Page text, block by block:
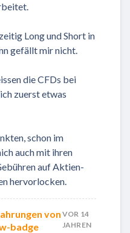
Long und Short in
gefällt mir nicht.
die CFDs bei
zuerst etwas
schon im
auch mit ihren
auf Aktien-
hervorlocken.
von VOR 14
JAHREN